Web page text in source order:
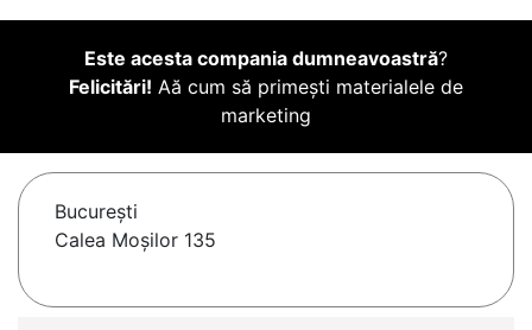
Este acesta compania dumneavoastră?
Felicitări! Aă cum să primești materialele de
marketing
Bucureşti
Calea Moșilor 135